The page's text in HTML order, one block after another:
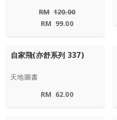
RM 120.00
RM 99.00
自家飛(亦舒系列 337)
天地圖書
RM 62.00